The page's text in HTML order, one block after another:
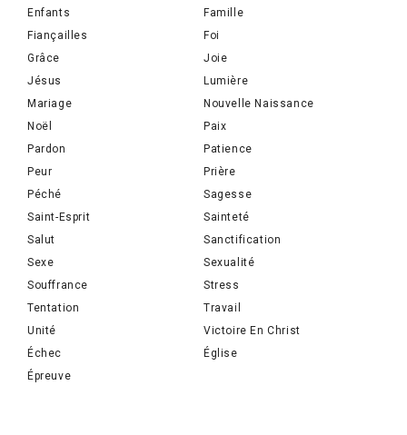
Enfants
Famille
Fiançailles
Foi
Grâce
Joie
Jésus
Lumière
Mariage
Nouvelle Naissance
Noël
Paix
Pardon
Patience
Peur
Prière
Péché
Sagesse
Saint-Esprit
Sainteté
Salut
Sanctification
Sexe
Sexualité
Souffrance
Stress
Tentation
Travail
Unité
Victoire En Christ
Échec
Église
Épreuve